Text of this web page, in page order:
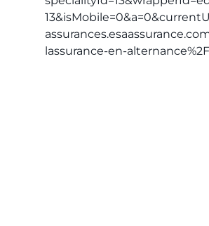
lassurance-en-alternance%2F